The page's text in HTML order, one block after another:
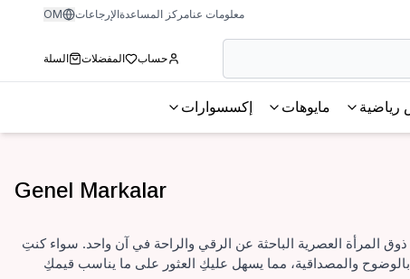
معلومات عنامركز المساعدةالإرجاعات OM
حساب المفضلات السلة
رياضية مايوهات إكسسوارات
Genel Markalar
المرأة العصرية الباحثة عن الرقي والراحة في آن واحد. سواء كنتِ
والمصداقية، مما يسهل عليكِ العثور على ما يناسب قيمكِ